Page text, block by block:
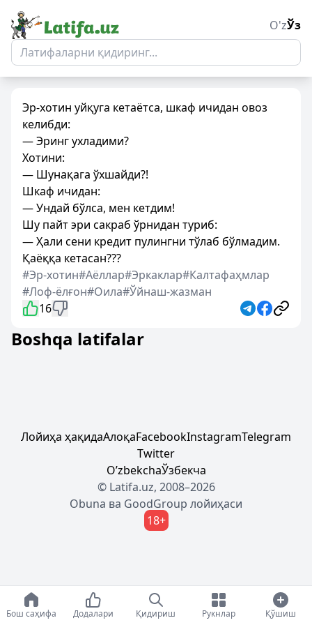
O'zЎз
Эр-хотин уйқуга кетаётса, шкаф ичидан овоз
келибди:
— Эринг ухладими?
Хотини:
— Шунақага ўхшайди?!
Шкаф ичидан:
— Ундай бўлса, мен кетдим!
Шу пайт эри сакраб ўрнидан туриб:
— Ҳали сени кредит пулингни тўлаб бўлмадим.
Қаёққа кетасан???
#Эр-хотин#Аёллар#Эркаклар#Калтафаҳмлар
#Лоф-ёлғон#Оила#Ўйнаш-жазман
16
Boshqa latifalar
Лойиҳа ҳақидаАлоқаFacebookInstagramTelegram
Twitter
OʼzbekchaЎзбекча
© Latifa.uz, 2008–2026
Obuna ва GoodGroup лойиҳаси
18+
Бош саҳифа Додалари Қидириш Рукнлар Қўшиш